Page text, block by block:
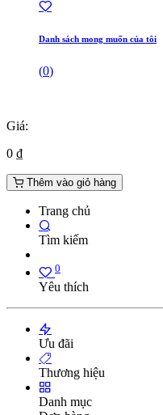
Danh sách mong muốn của tôi
(0)
Giá:
0 ₫
Thêm vào giỏ hàng
Trang chủ
Tìm kiếm
0
Yêu thích
Ưu đãi
Thương hiệu
Danh mục